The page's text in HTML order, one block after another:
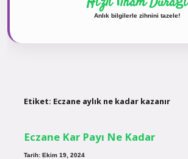
Anlık bilgilerle zihnini tazele!
Etiket: Eczane aylık ne kadar kazanır
Eczane Kar Payı Ne Kadar
Tarih: Ekim 19, 2024